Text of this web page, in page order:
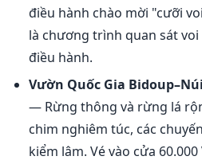
điều hành chào mời "cưỡi
là chương trình quan sát
điều hành.
Vườn Quốc Gia
— Rừng thông và rừng lá
chim nghiêm túc, các
kiểm lâm. Vé vào cửa